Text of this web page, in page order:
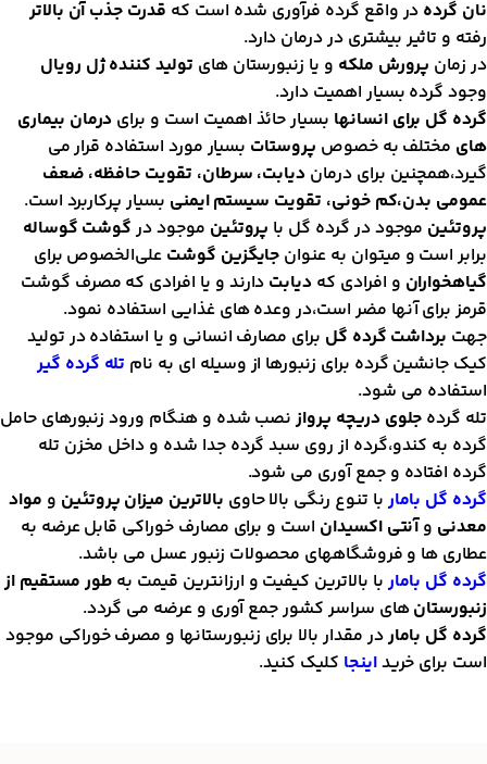
گردهدر واقع گرده فرآوری شده است که قدرت جذب آن بالاتر
و تاثیر بیشتری در درمان دارد.
زمانپرورش ملکهو یا زنبورستان هایتولید کننده ژل رویال
گرده بسیار اهمیت دارد.
گل برای انسانهابسیار حائذ اهمیت است و برای درمان بیماری
مختلف به خصوصپروستاتبسیار مورد استفاده قرار می
برای درمان دیابت، سرطان، تقویت حافظه، ضعف
بدن،کم خونی، تقویت سیستم ایمنیبسیار پرکاربرد است.
موجود در گرده گل با پروتئینموجود در گوشت گوساله
است و میتوان به عنوان جایگزین گوشتعلی‌الخصوص برای
و افرادی که دیابتدارند و یا افرادی که مصرف گوشت
برای آنها مضر است،در وعده های غذایی استفاده نمود.
برداشت گرده گلبرای مصارف انسانی و یا استفاده در تولید
جانشین گرده برای زنبورها از وسیله ای به نام تله گرده گیر
می شود.
گردهجلوی دریچه پروازنصب شده و هنگام ورود زنبورهای حامل
به کندو،گرده از روی سبد گرده جدا شده و داخل مخزن تله
افتاده و جمع آوری می شود.
گل باماربا تنوع رنگی بالا حاوی بالاترین میزان پروتئینو مواد
وآنتی اکسیداناست و برای مصارف خوراکی قابل عرضه به
ها و فروشگاههای محصولات زنبور عسل می باشد.
گل باماربا بالاترین کیفیت و ارزانترین قیمت بهطور مستقیم از
های سراسر کشور جمع آوری و عرضه می گردد.
گل باماردر مقدار بالا برای زنبورستانها و مصرف خوراکی موجود
برای خریداینجاکلیک کنید.